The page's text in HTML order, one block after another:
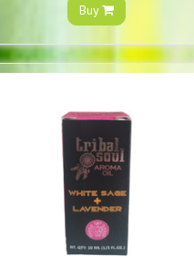
Buy